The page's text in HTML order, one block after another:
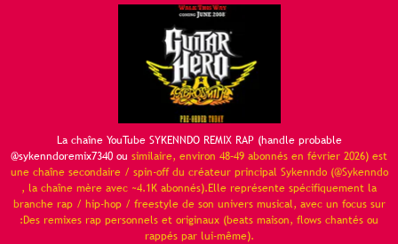
La chaîne YouTube SYKENNDO REMIX RAP (handle probable
@sykenndoremix7340 ou similaire, environ 48–49 abonnés en février 2026) est
une chaîne secondaire / spin-off du créateur principal Sykenndo (@Sykenndo
, la chaîne mère avec ~4.1K abonnés).Elle représente spécifiquement la
branche rap / hip-hop / freestyle de son univers musical, avec un focus sur
:Des remixes rap personnels et originaux (beats maison, flows chantés ou
rappés par lui-même).